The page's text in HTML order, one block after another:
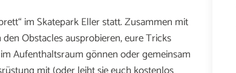
im Skatepark Eller statt. Zusammen mit
Obstacles ausprobieren, eure Tricks
Aufenthaltsraum gönnen oder gemeinsam